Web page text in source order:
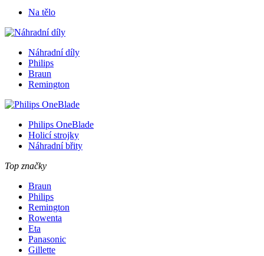
Na tělo
Náhradní díly
Philips
Braun
Remington
Philips OneBlade
Holicí strojky
Náhradní břity
Top značky
Braun
Philips
Remington
Rowenta
Eta
Panasonic
Gillette